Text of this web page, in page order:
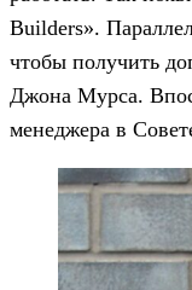
Builders».
чтобы получить
Джона Мурса.
менеджера в